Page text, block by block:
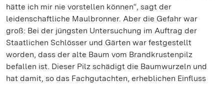
hätte ich mir nie vorstellen können“, sagt der
leidenschaftliche Maulbronner. Aber die Gefahr war
groß: Bei der jüngsten Untersuchung im Auftrag der
Staatlichen Schlösser und Gärten war festgestellt
worden, dass der alte Baum vom Brandkrustenpilz
befallen ist. Dieser Pilz schädigt die Baumwurzeln und
hat damit, so das Fachgutachten, erheblichen Einfluss